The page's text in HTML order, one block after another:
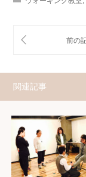
関連記事